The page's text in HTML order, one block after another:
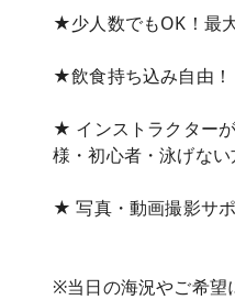
★少人数でもOK！最
★飲食持ち込み自由！
★ インストラクター
様・初心者・泳げない
★ 写真・動画撮影サ
※当日の海況やご希望